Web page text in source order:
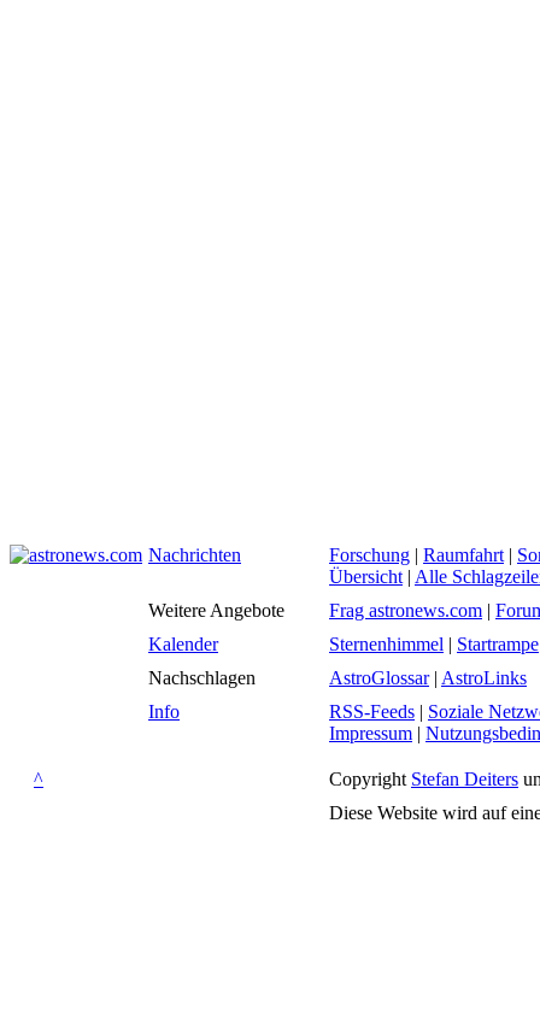
Nachrichten Forschung | Raumfahrt |
Übersicht | Alle
Weitere Angebote
Frag astronews.com |
Kalender
Sternenhimmel | Startrampe
Nachschlagen
AstroGlossar| AstroLinks
Info
RSS-Feeds | Soziale
Impressum |
^ Copyright Stefan Deiters
Diese Website wird auf